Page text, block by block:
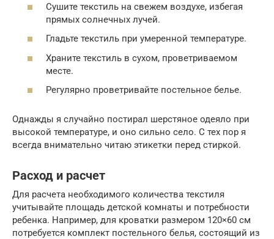
Сушите текстиль на свежем воздухе, избегая
прямых солнечных лучей.
Гладьте текстиль при умеренной температуре.
Храните текстиль в сухом, проветриваемом
месте.
Регулярно проветривайте постельное белье.
Однажды я случайно постирал шерстяное одеяло при
высокой температуре, и оно сильно село. С тех пор я
всегда внимательно читаю этикетки перед стиркой.
Расход и расчет
Для расчета необходимого количества текстиля
учитывайте площадь детской комнаты и потребности
ребенка. Например, для кроватки размером 120×60 см
потребуется комплект постельного белья, состоящий из